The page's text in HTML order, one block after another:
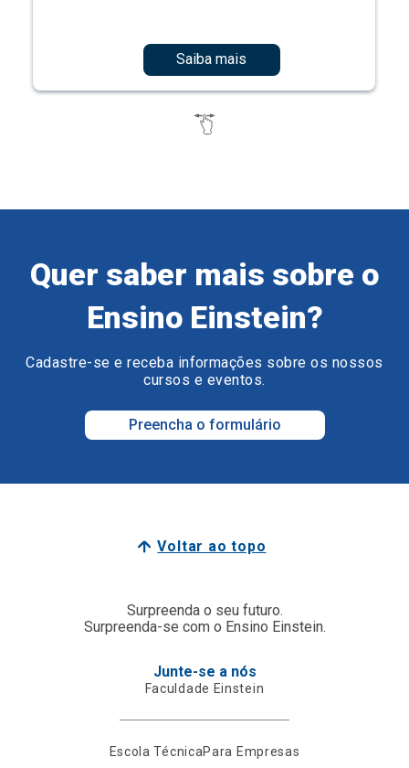
Saiba mais
Quer saber mais sobre o
Ensino Einstein?
Cadastre-se e receba informações sobre os nossos
cursos e eventos.
Preencha o formulário
Voltar ao topo
Surpreenda o seu futuro.
Surpreenda-se com o Ensino Einstein.
Junte-se a nós
Faculdade Einstein
Escola TécnicaPara Empresas